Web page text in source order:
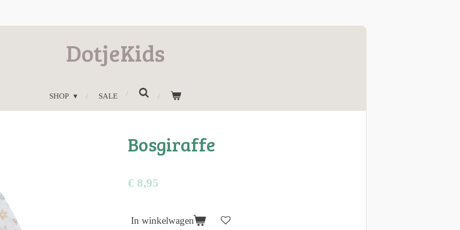
DotjeKids
SHOP SALE
Bosgiraffe
€ 8,95
In winkelwagen